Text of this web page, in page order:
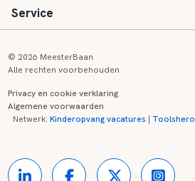
Voortgezet onderwijs
Kinderopvang
Vacatures
Zij-instroom informatie
Inloggen
Registreren
Service
Onderwijs links
© 2026 MeesterBaan
Alle rechten voorbehouden
Privacy en cookie verklaring
Algemene voorwaarden
Netwerk:Kinderopvang vacatures | Toolshero